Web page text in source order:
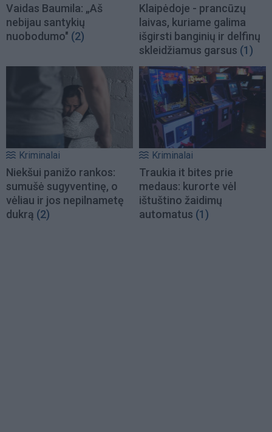
Vaidas Baumila: „Aš
nebijau santykių
nuobodumo" (2)
Klaipėdoje - prancūzų
laivas, kuriame galima
išgirsti banginių ir delfinų
skleidžiamus garsus (1)
Kriminalai
Niekšui panižo rankos:
sumušė sugyventinę, o
vėliau ir jos nepilnametę
dukrą (2)
Kriminalai
Traukia it bites prie
medaus: kurorte vėl
ištuštino žaidimų
automatus (1)